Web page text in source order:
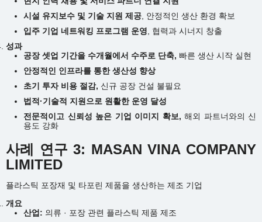
시설 유지보수 및 기술 지원 제공 , 안정적인 생산 환경 확보
입주 기업 네트워킹 프로그램 운영 , 협력과 시너지 창출
성과
공장 셋업 기간을 수개월에서 수주로 단축, 빠른 생산 시작 실현
안정적인 인프라를 통한 생산성 향상
초기 투자 비용 절감, 신규 공장 건설 불필요
법적·기술적 지원으로 원활한 운영 달성
전문적이고 신뢰성 높은 기업 이미지 확보, 해외 파트너와의 신
용도 강화
사례 연구 3: MASAN VINA COMPANY
LIMITED
플라스틱 포장재 및 타포린 제품을 생산하는 제조 기업
개요
산업: 의류 · 포장 관련 플라스틱 제품 제조